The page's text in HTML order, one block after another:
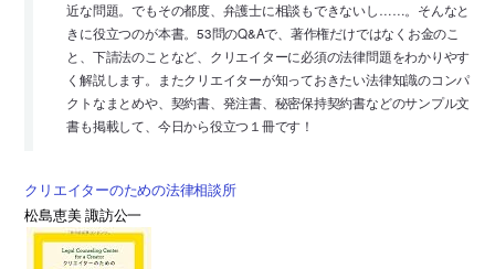
近な問題。でもその都度、弁護士に相談もできないし……。そんなと
きに役立つのが本書。53問のQ&Aで、著作権だけではなくお金のこ
と、下請法のことなど、クリエイターに必須の法律問題をわかりやす
く解説します。またクリエイターが知っておきたい法律知識のコンパ
クトなまとめや、契約書、発注書、秘密保持契約書などのサンプル文
書も掲載して、今日から役立つ１冊です！
クリエイターのための法律相談所
松島恵美 諏訪公一